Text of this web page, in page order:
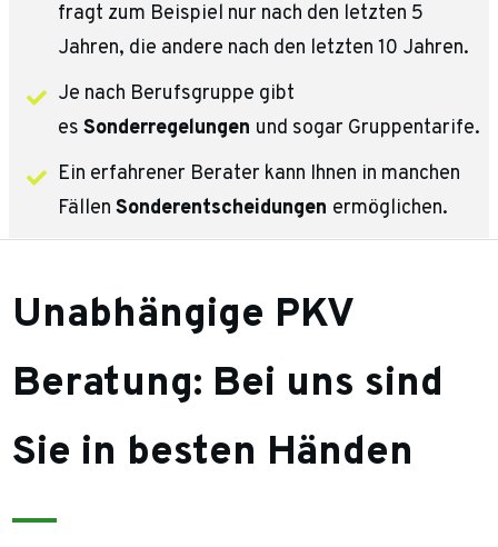
fragt zum Beispiel nur nach den letzten 5
Jahren, die andere nach den letzten 10 Jahren.
Je nach Berufsgruppe gibt
es Sonderregelungen und sogar Gruppentarife.
Ein erfahrener Berater kann Ihnen in manchen
Fällen Sonderentscheidungen ermöglichen.
Unabhängige PKV
Beratung: Bei uns sind
Sie in besten Händen